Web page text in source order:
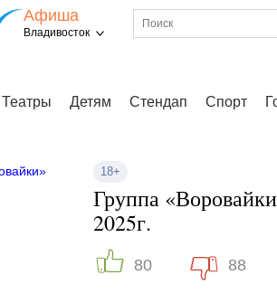
Афиша
Владивосток
Театры Детям Стендап Спорт
18+
Группа
2025г.
80 88